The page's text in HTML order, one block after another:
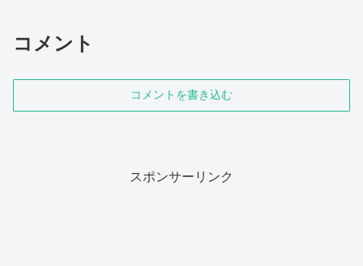
コメント
コメントを書き込む
スポンサーリンク